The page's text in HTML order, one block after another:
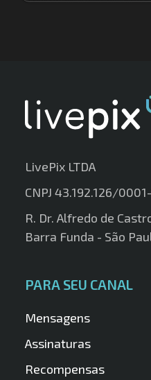
LivePix LTDA
CNPJ 43.192.126/
R. Dr. Alfredo de
Barra Funda - São
PARA SEU CANAL
Mensagens
Assinaturas
Recompensas